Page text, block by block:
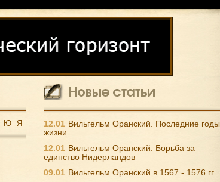
Ю Я 12.01 Вильгельм Оранский. Последние годы
жизни
12.01 Вильгельм Оранский. Борьба за
единство Нидерландов
09.01 Вильгельм Оранский в 1567 - 1576 гг.